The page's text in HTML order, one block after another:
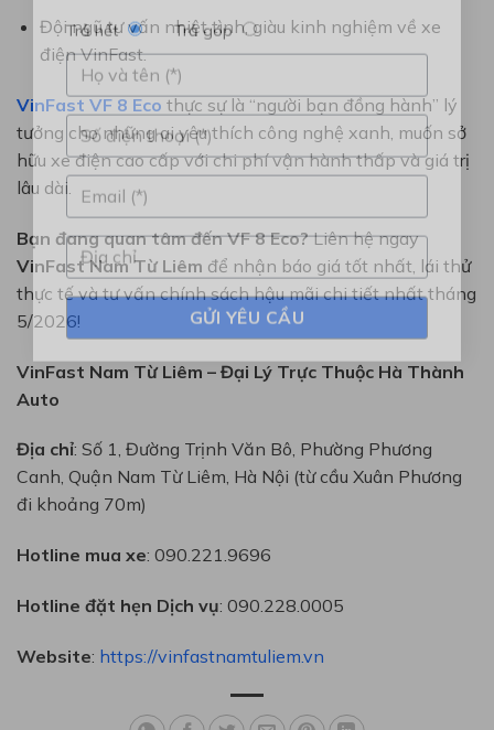
Trả hết Trả góp
Đội ngũ tư vấn nhiệt tình, giàu kinh nghiệm về xe
điện VinFast.
VinFast VF 8 Eco thực sự là “người bạn đồng hành” lý
tưởng cho những ai yêu thích công nghệ xanh, muốn sở
hữu xe điện cao cấp với chi phí vận hành thấp và giá trị
lâu dài.
Bạn đang quan tâm đến VF 8 Eco?Liên hệ ngay
VinFast Nam Từ Liêm để nhận báo giá tốt nhất, lái thử
thực tế và tư vấn chính sách hậu mãi chi tiết nhất tháng
5/2026!
VinFast Nam Từ Liêm – Đại Lý Trực Thuộc Hà Thành
Auto
Địa chỉ: Số 1, Đường Trịnh Văn Bô, Phường Phương
Canh, Quận Nam Từ Liêm, Hà Nội (từ cầu Xuân Phương
đi khoảng 70m)
Hotline mua xe: 090.221.9696
Hotline đặt hẹn Dịch vụ: 090.228.0005
Website: https://vinfastnamtuliem.vn